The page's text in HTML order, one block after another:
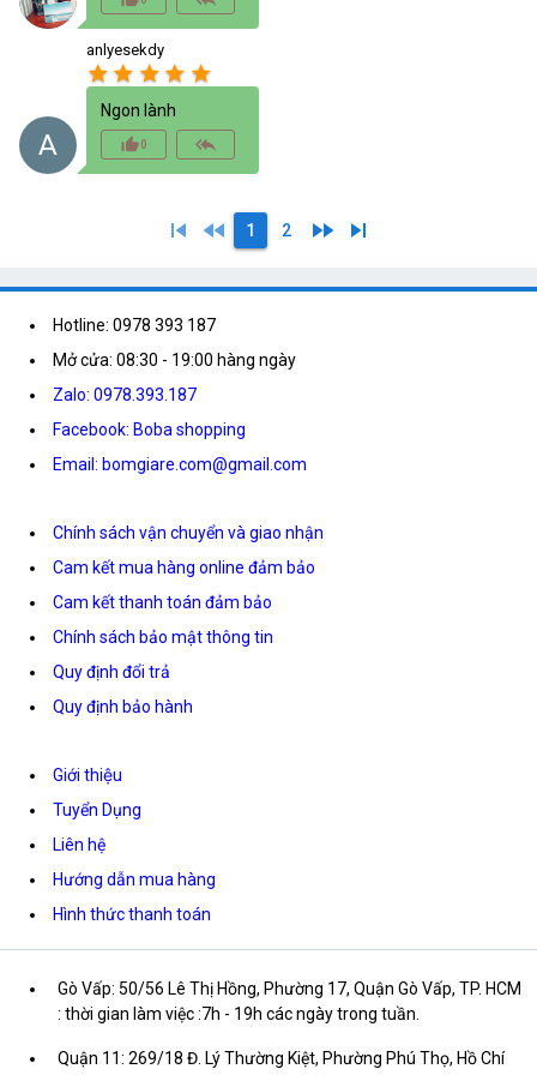
A
anlyesekdy
star star star star star
Ngon lành
thumb_up_alt0 reply_all
skip_previous fast_rewind 1 2 fast_forward skip_next
Hotline: 0978 393 187
Mở cửa: 08:30 - 19:00 hàng ngày
Zalo: 0978.393.187
Facebook: Boba shopping
Email: bomgiare.com@gmail.com
Chính sách vận chuyển và giao nhận
Cam kết mua hàng online đảm bảo
Cam kết thanh toán đảm bảo
Chính sách bảo mật thông tin
Quy định đổi trả
Quy định bảo hành
Giới thiệu
Tuyển Dụng
Liên hệ
Hướng dẫn mua hàng
Hình thức thanh toán
Gò Vấp: 50/56 Lê Thị Hồng, Phường 17, Quận Gò Vấp, TP. HCM
: thời gian làm việc :7h - 19h các ngày trong tuần.
Quận 11: 269/18 Đ. Lý Thường Kiệt, Phường Phú Thọ, Hồ Chí